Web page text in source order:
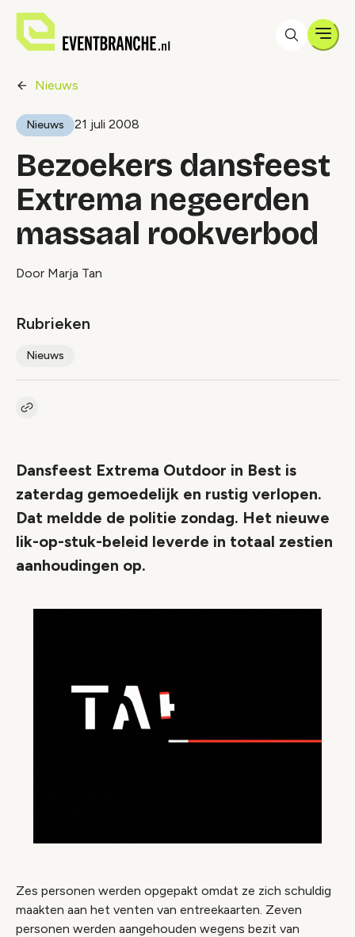
Nieuws
Nieuws 21 juli 2008
Bezoekers dansfeest
Extrema negeerden
massaal rookverbod
Door Marja Tan
Rubrieken
Nieuws
Kopieer link naar artikel
Dansfeest Extrema Outdoor in Best is
zaterdag gemoedelijk en rustig verlopen.
Dat meldde de politie zondag. Het nieuwe
lik-op-stuk-beleid leverde in totaal zestien
aanhoudingen op.
Zes personen werden opgepakt omdat ze zich schuldig
maakten aan het venten van entreekaarten. Zeven
personen werden aangehouden wegens bezit van